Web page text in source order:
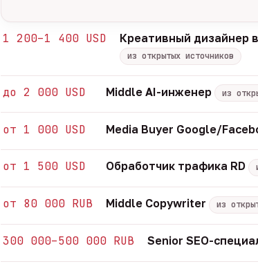
1 200–1 400 USD Креативный дизайнер
из открытых источников
до 2 000 USD Middle AI-инженер из
от 1 000 USD Media Buyer Google/
от 1 500 USD Обработчик трафика RD
от 80 000 RUB Middle Copywriter из
300 000–500 000 RUB Senior SEO-